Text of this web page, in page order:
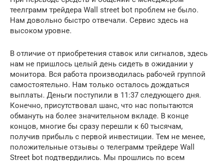
теелграмм трейдера Wall street bot проблем не было.
Нам довольно быстро отвечали. Сервис здесь на
высоком уровне.
В отличие от приобретения ставок или сигналов, здесь
нам не пришлось целый день сидеть в ожидании у
монитора. Вся работа производилась рабочей группой
самостоятельно. Нам только осталось дождаться
выплаты. Деньги поступили в 11:37 следующего дня.
Конечно, присутствовал шанс, что нас попытаются
обмануть на более значительном вкладе. В конце
концов, многие бы сразу перешли к 60 тысячам,
получив прибыль с первой инвестиции. Тем не менее,
положительные отзывы о телеграмм трейдере Wall
Street bot подтвердились. Мы прошлись по всем